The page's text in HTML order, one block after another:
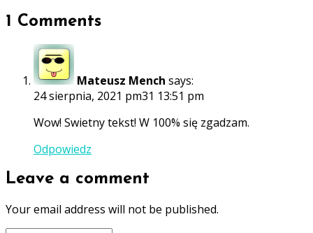
1 Comments
Mateusz Mench says:
24 sierpnia, 2021 pm31 13:51 pm
Wow! Swietny tekst! W 100% się zgadzam.
Odpowiedz
Leave a comment
Your email address will not be published.